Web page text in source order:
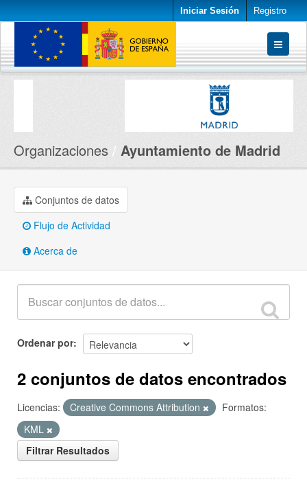
Iniciar Sesión Registro
Conjuntos de datos
Organizaciones Ayuntamiento de Madrid
Conjuntos de datos
Flujo de Actividad
Acerca de
Ordenar por
2 conjuntos de datos encontrados
Licencias: Creative Commons Attribution
Formatos:
KML
Filtrar Resultados